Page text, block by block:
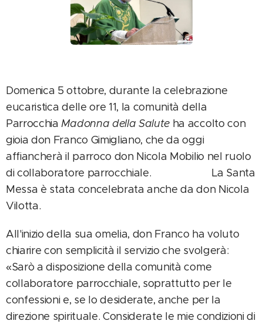
Domenica 5 ottobre, durante la celebrazione
eucaristica delle ore 11, la comunità della
ParrocchiaMadonna della Salute ha accolto con
gioia don Franco Gimigliano, che da oggi
affiancherà il parroco don Nicola Mobilio nel ruolo
di collaboratore parrocchiale. La Santa
Messa è stata concelebrata anche da don Nicola
Vilotta.
All'inizio della sua omelia, don Franco ha voluto
chiarire con semplicità il servizio che svolgerà:
«Sarò a disposizione della comunità come
collaboratore parrocchiale, soprattutto per le
confessioni e, se lo desiderate, anche per la
direzione spirituale. Considerate le mie condizioni di